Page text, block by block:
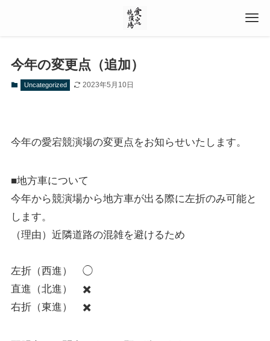
今年の変更点（追加）
Uncategorized 2023年5月10日
今年の愛宕競演場の変更点をお知らせいたします。
■地方車について
今年から競演場から地方車が出る際に左折のみ可能と
します。
（理由）近隣道路の混雑を避けるため
左折（西進） ◯
直進（北進） ✖️
右折（東進） ✖️